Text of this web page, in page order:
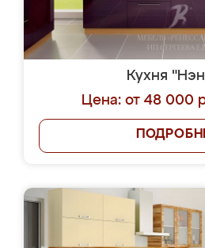
Кухня
Цена: от 48 000